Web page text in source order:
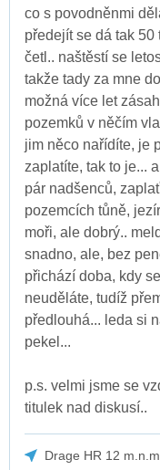
co s povodněnmi
předejít se dá tak
četl.. naštěstí se
takže tady za mne
možná více let
pozemků v něčím
jim něco nařídíte, je
zaplatíte, tak to je...
pár nadšenců,
pozemcích tůně,
moři, ale dobrý..
snadno, ale, bez
přichází doba, kdy
neuděláte, tudíž
předlouhá... leda si
pekel...
p.s. velmi jsme se
titulek nad diskusí..
Drage HR 12 m.n.m